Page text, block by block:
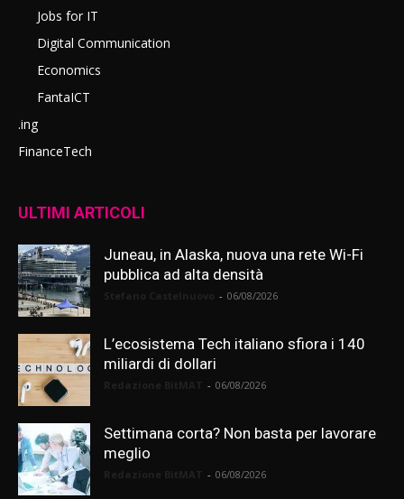
Jobs for IT
Digital Communication
Economics
FantaICT
.ing
FinanceTech
ULTIMI ARTICOLI
Juneau, in Alaska, nuova una rete Wi-Fi
pubblica ad alta densità
- 06/08/2026
L’ecosistema Tech italiano sfiora i 140
miliardi di dollari
- 06/08/2026
Settimana corta? Non basta per lavorare
meglio
- 06/08/2026